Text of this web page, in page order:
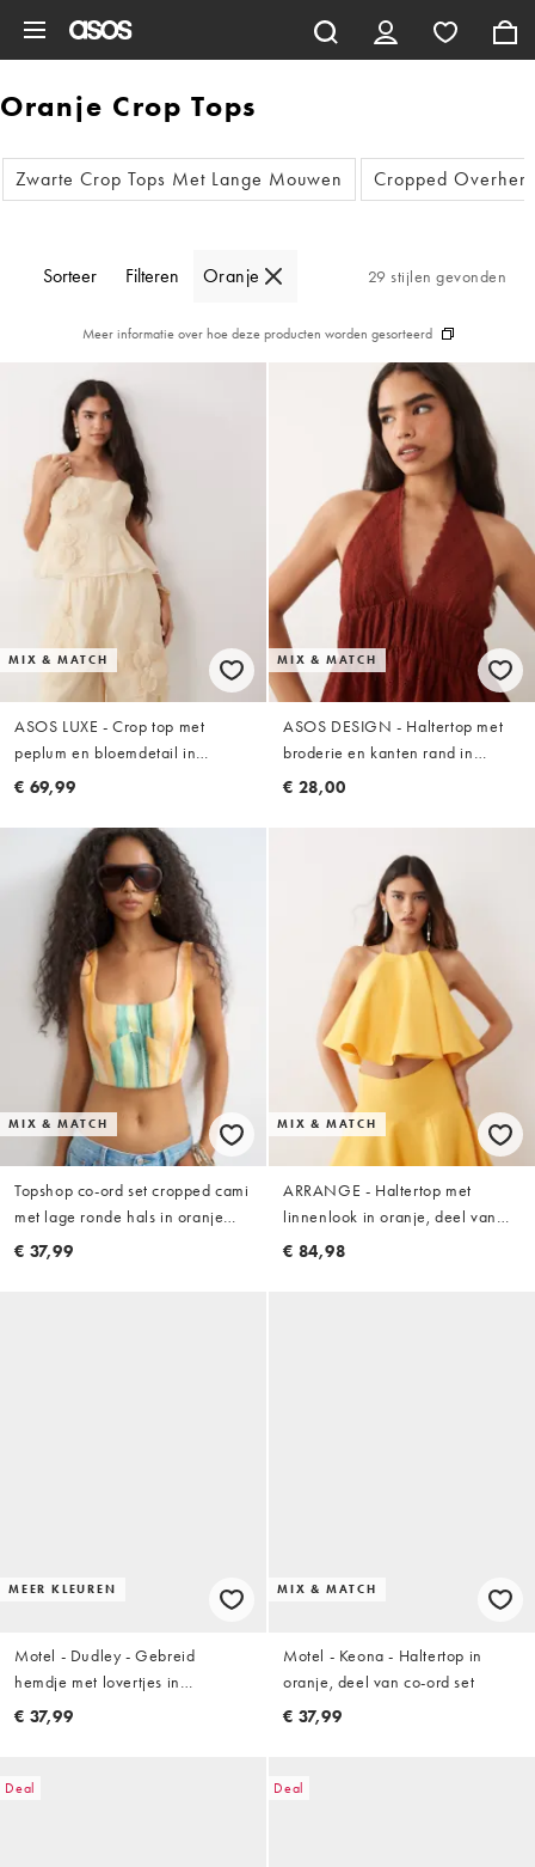
Oranje Crop Tops
Zwarte Crop Tops Met Lange Mouwen Cropped
Sorteer Filteren Oranje 29 stijlen gevonden
Meer informatie over hoe deze producten worden gesorteerd
MIX & MATCH
ASOS LUXE - Crop top met
peplum en bloemdetail in
abrikoos, deel van co-ord set
€ 69,99
MIX & MATCH
ASOS DESIGN - Haltertop met
broderie en kanten rand in
roestbruin
€ 28,00
MIX & MATCH
Topshop co-ord set cropped cami
met lage ronde hals in oranje
abstracte streep
€ 37,99
MIX & MATCH
ARRANGE - Haltertop met
linnenlook in oranje, deel van
co-ord set
€ 84,98
MEER KLEUREN
Motel - Dudley - Gebreid
hemdje met lovertjes in
koraalkleur
€ 37,99
MIX & MATCH
Motel - Keona - Haltertop in
oranje, deel van co-ord set
€ 37,99
Deal Deal